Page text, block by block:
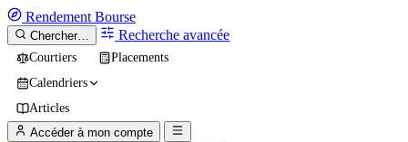
Rendement Bourse
Chercher… Recherche avancée
Courtiers
Placements
Calendriers
Articles
Accéder à mon compte